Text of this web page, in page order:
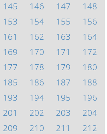
145 146 147
148
153 154 155
156
161 162 163
164
169 170 171
172
177 178 179
180
185 186 187
188
193 194 195
196
201 202 203
204
209 210 211
212